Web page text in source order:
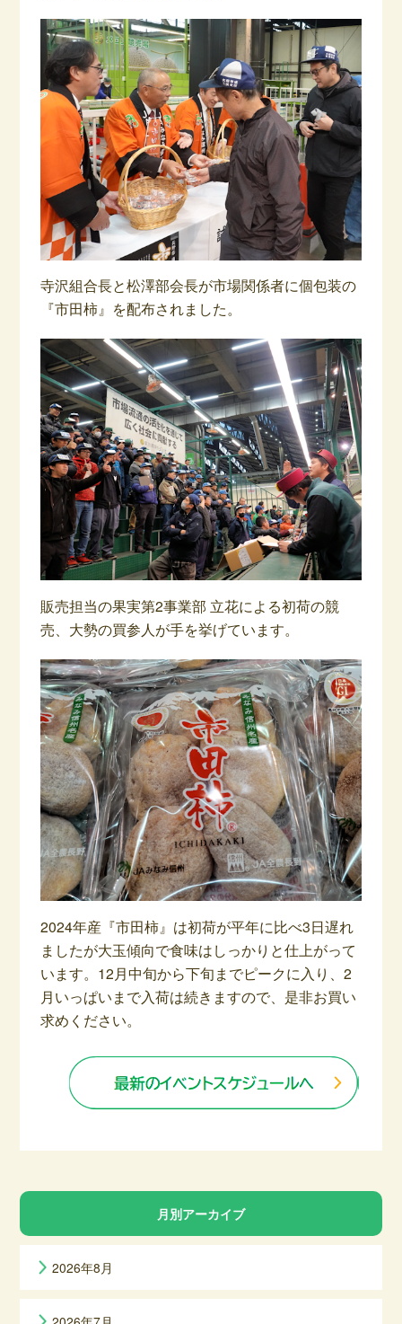
寺沢組合長と松澤部会長が市場関係者に個包装の
『市田柿』を配布されました。
販売担当の果実第2事業部 立花による初荷の競
売、大勢の買参人が手を挙げています。
2024年産『市田柿』は初荷が平年に比べ3日遅れ
ましたが大玉傾向で食味はしっかりと仕上がって
います。12月中旬から下旬までピークに入り、2
月いっぱいまで入荷は続きますので、是非お買い
求めください。
月別アーカイブ
2026年8月